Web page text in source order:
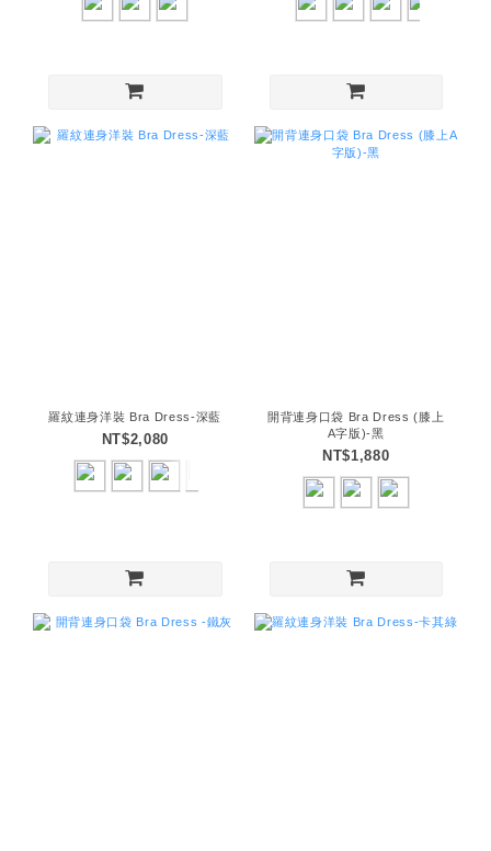
羅紋連身洋裝 Bra Dress-深藍
NT$2,080
開背連身口袋 Bra Dress (膝上
A字版)-黑
NT$1,880